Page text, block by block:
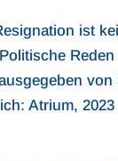
ist
Reden
von
Atrium, 2023